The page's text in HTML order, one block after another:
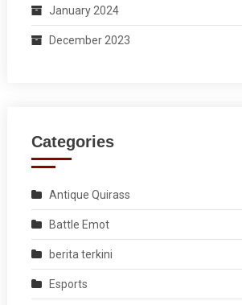
January 2024
December 2023
Categories
Antique Quirass
Battle Emot
berita terkini
Esports